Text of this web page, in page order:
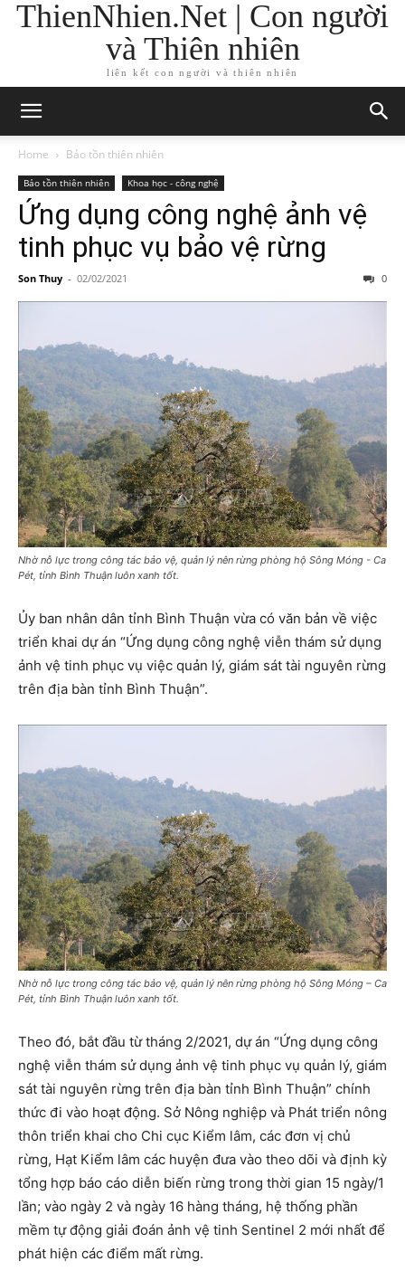
ThienNhien.Net | Con người
và Thiên nhiên
liên kết con người và thiên nhiên
Home Bảo tồn thiên nhiên
Bảo tồn thiên nhiên Khoa học - công nghệ
Ứng dụng công nghệ ảnh vệ
tinh phục vụ bảo vệ rừng
Son Thuy - 02/02/2021 0
Nhờ nỗ lực trong công tác bảo vệ, quản lý nên rừng phòng hộ Sông Móng - Ca
Pét, tỉnh Bình Thuận luôn xanh tốt.
Ủy ban nhân dân tỉnh Bình Thuận vừa có văn bản về việc
triển khai dự án “Ứng dụng công nghệ viễn thám sử dụng
ảnh vệ tinh phục vụ việc quản lý, giám sát tài nguyên rừng
trên địa bàn tỉnh Bình Thuận”.
Nhờ nỗ lực trong công tác bảo vệ, quản lý nên rừng phòng hộ Sông Móng – Ca
Pét, tỉnh Bình Thuận luôn xanh tốt.
Theo đó, bắt đầu từ tháng 2/2021, dự án “Ứng dụng công
nghệ viễn thám sử dụng ảnh vệ tinh phục vụ quản lý, giám
sát tài nguyên rừng trên địa bàn tỉnh Bình Thuận” chính
thức đi vào hoạt động. Sở Nông nghiệp và Phát triển nông
thôn triển khai cho Chi cục Kiểm lâm, các đơn vị chủ
rừng, Hạt Kiểm lâm các huyện đưa vào theo dõi và định kỳ
tổng hợp báo cáo diễn biến rừng trong thời gian 15 ngày/1
lần; vào ngày 2 và ngày 16 hàng tháng, hệ thống phần
mềm tự động giải đoán ảnh vệ tinh Sentinel 2 mới nhất để
phát hiện các điểm mất rừng.